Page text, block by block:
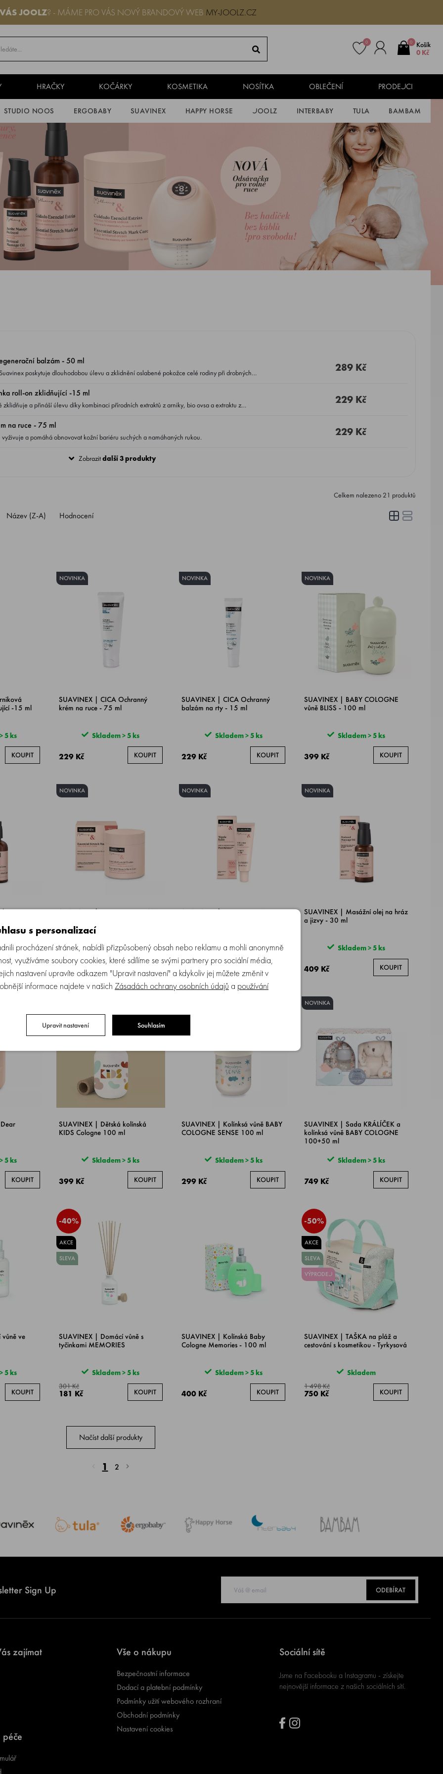
JOOLZ? - MÁME PRO VÁS NOVÝ BRANDOVÝ WEB MY-JOOLZ.CZ
0
Košík
0 Kč
0
HRAČKY KOČÁRKY KOSMETIKA NOSÍTKA OBLEČENÍ PRODEJCI
STUDIO NOOS ERGOBABY SUAVINEX HAPPY HORSE JOOLZ INTERBABY TULA BAMBAM
balzám - 50 ml
poskytuje dlouhodobou úlevu a zklidnění oslabené pokožce celé rodiny při drobných 289 Kč
roll-on zklidňující -15 ml
a přináší úlevu díky kombinaci přírodních extraktů z arniky, bio ovsa a extraktu z 229 Kč
na ruce - 75 ml
a pomáhá obnovovat kožní bariéru suchých a namáhaných rukou. 229 Kč
Zobrazitdalší 3 produkty
Celkem nalezeno 21 produktů
Název (Z-A) Hodnocení
-15 ml
5 ks
KOUPIT
NOVINKA
SUAVINEX | CICA Ochranný
krém na ruce - 75 ml
Skladem > 5 ks
229 Kč KOUPIT
NOVINKA
SUAVINEX | CICA Ochranný
balzám na rty - 15 ml
Skladem > 5 ks
229 Kč KOUPIT
NOVINKA
SUAVINEX | BABY COLOGNE
vůně BLISS - 100 ml
Skladem > 5 ks
399 Kč KOUPIT
na strie
5 ks
KOUPIT
NOVINKA
SUAVINEX | Krém na strie - 400
Skladem > 5 ks
599 Kč
NOVINKA
SUAVINEX | Krém na prsní
Skladem > 5 ks
269 Kč KOUPIT
NOVINKA
SUAVINEX | Masážní olej na hráz
a jizvy - 30 ml
Skladem > 5 ks
409 Kč KOUPIT
5 ks
KOUPIT
SUAVINEX | Dětská kolínská
KIDS Cologne 100 ml
Skladem > 5 ks
399 Kč KOUPIT
SUAVINEX | Kolínksá vůně BABY
COLOGNE SENSE 100 ml
Skladem > 5 ks
299 Kč KOUPIT
NOVINKA
SUAVINEX | Sada KRÁLÍČEK a
kolínksá vůně BABY COLOGNE
100+50 ml
Skladem > 5 ks
749 Kč KOUPIT
ve
5 ks
KOUPIT
-40%
AKCE
SLEVA
SUAVINEX | Domácí vůně s
tyčinkami MEMORIES
Skladem > 5 ks
301 Kč
181 Kč KOUPIT
SUAVINEX | Kolínská Baby
Cologne Memories - 100 ml
Skladem > 5 ks
400 Kč KOUPIT
-50%
AKCE
SLEVA
VÝPRODEJ
SUAVINEX | TAŠKA na pláž a
cestování s kosmetikou - Tyrkysová
Skladem
1 498 Kč
750 Kč KOUPIT
Načíst další produkty
1 2
Sign Up ODEBÍRAT
zajímat Vše o nákupu
Bezpečnostní informace
Dodací a platební podmínky
Podmínky užití webového rozhraní
Obchodní podmínky
Nastavení cookies
Sociální sítě
Jsme na Facebooku a Instagramu - získejte
nejnovější informace z našich sociálních sítí.
s personalizací
procházení stránek, nabídli přizpůsobený obsah nebo reklamu a mohli anonymně
využíváme soubory cookies, které sdílíme se svými partnery pro sociální média,
nastavení upravíte odkazem "Upravit nastavení" a kdykoliv jej můžete změnit v
informace najdete v našich Zásadách ochrany osobních údajů a používání
Upravit nastavení Souhlasím